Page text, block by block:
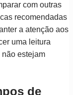
com outras
recomendadas
a atenção aos
uma leitura
não estejam
de